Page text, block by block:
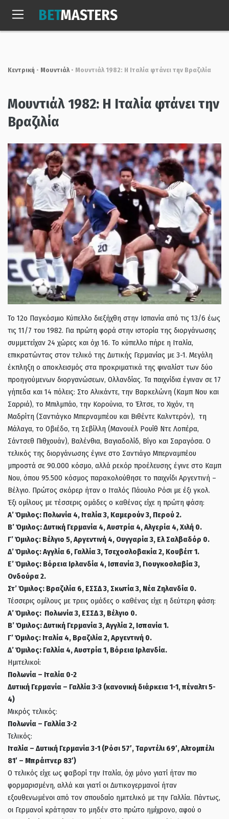
Κυρ, 9 Αυγ. 2026
BETMASTERS
Κεντρική • Μουντιάλ• Μουντιάλ 1982: Η Ιταλία φτάνει την Βραζιλία
Μουντιάλ 1982: Η Ιταλία φτάνει την
Βραζιλία
Το 12ο Παγκόσμιο Κύπελλο διεξήχθη στην Ισπανία από τις 13/6 έως
τις 11/7 του 1982. Για πρώτη φορά στην ιστορία της διοργάνωσης
συμμετείχαν 24 χώρες και όχι 16. Το κύπελλο πήρε η Ιταλία,
επικρατώντας στον τελικό της Δυτικής Γερμανίας με 3-1. Μεγάλη
έκπληξη ο αποκλεισμός στα προκριματικά της φιναλίστ των δύο
προηγούμενων διοργανώσεων, Ολλανδίας. Τα παιχνίδια έγιναν σε 17
γήπεδα και 14 πόλεις: Στο Αλικάντε, την Βαρκελώνη (Καμπ Νου και
Σαρριά), το Μπιλμπάο, την Κορούνια, το Έλτσε, το Χιχόν, τη
Μαδρίτη (Σαντιάγκο Μπερναμπέου και Βιθέντε Καλντερόν), τη
Μάλαγα, το Οβιέδο, τη Σεβίλλη (Μανουέλ Ρουίθ Ντε Λοπέρα,
Σάντσεθ Πιθχουάν), Βαλένθια, Βαγιαδολίδ, Βίγο και Σαραγόσα. Ο
τελικός της διοργάνωσης έγινε στο Σαντιάγο Μπερναμπέου
μπροστά σε 90.000 κόσμο, αλλά ρεκόρ προέλευσης έγινε στο Καμπ
Νου, όπου 95.500 κόσμος παρακολούθησε το παιχνίδι Αργεντινή –
Βέλγιο. Πρώτος σκόρερ ήταν ο Ιταλός Πάουλο Ρόσι με έξι γκολ.
Έξι ομίλους με τέσσερις ομάδες ο καθένας είχε η πρώτη φάση:
Α’ Όμιλος: Πολωνία 4, Ιταλία 3, Καμερούν 3, Περού 2.
Β’ Όμιλος: Δυτική Γερμανία 4, Αυστρία 4, Αλγερία 4, Χιλή 0.
Γ’ Όμιλος: Βέλγιο 5, Αργεντινή 4, Ουγγαρία 3, Ελ Σαλβαδόρ 0.
Δ’ Όμιλος: Αγγλία 6, Γαλλία 3, Τσεχοσλοβακία 2, Κουβέιτ 1.
Ε’ Όμιλος: Βόρεια Ιρλανδία 4, Ισπανία 3, Γιουγκοσλαβία 3,
Ονδούρα 2.
Στ’ Όμιλος: Βραζιλία 6, ΕΣΣΔ 3, Σκωτία 3, Νέα Ζηλανδία 0.
Τέσσερις ομίλους με τρεις ομάδες ο καθένας είχε η δεύτερη φάση:
Α’ Όμιλος: Πολωνία 3, ΕΣΣΔ 3, Βέλγιο 0.
Β’ Όμιλος: Δυτική Γερμανία 3, Αγγλία 2, Ισπανία 1.
Γ’ Όμιλος: Ιταλία 4, Βραζιλία 2, Αργεντινή 0.
Δ’ Όμιλος: Γαλλία 4, Αυστρία 1, Βόρεια Ιρλανδία.
Ημιτελικοί:
Πολωνία – Ιταλία 0-2
Δυτική Γερμανία – Γαλλία 3-3 (κανονική διάρκεια 1-1, πέναλτι 5-
4)
Μικρός τελικός:
Πολωνία – Γαλλία 3-2
Τελικός:
Ιταλία – Δυτική Γερμανία 3-1 (Ρόσι 57′, Ταρντέλι 69′, Αλτομπέλι
81′ – Μπράιτνερ 83′)
Ο τελικός είχε ως φαβορί την Ιταλία, όχι μόνο γιατί ήταν πιο
φορμαρισμένη, αλλά και γιατί οι Δυτικογερμανοί ήταν
εξουθενωμένοι από τον σπουδαίο ημιτελικό με την Γαλλία. Πάντως,
οι Γερμανοί κράτησαν το μηδέν στο πρώτο ημίχρονο, αφού ο